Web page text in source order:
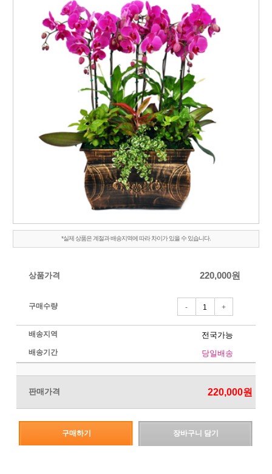
*실제 상품은 계절과 배송지역에 따라 차이가 있을 수 있습니다.
상품가격 220,000원
구매수량 - +
배송지역 전국가능
배송기간 당일배송
판매가격 220,000원
구매하기 장바구니 담기